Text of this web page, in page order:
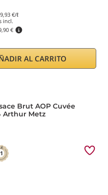
9,93 €/ℓ
incl.
€
AL CARRITO
Brut AOP Cuvée
Arthur Metz